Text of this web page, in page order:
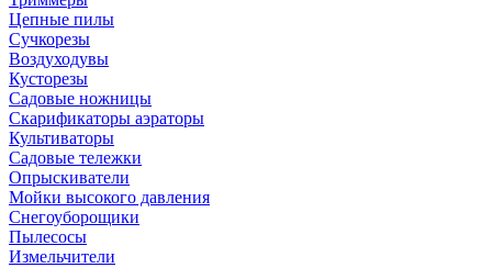
Цепные пилы
Cучкорезы
Воздуходувы
Кусторезы
Садовые ножницы
Скарификаторы аэраторы
Культиваторы
Садовые тележки
Опрыскиватели
Мойки высокого давления
Снегоуборощики
Пылесосы
Измельчители